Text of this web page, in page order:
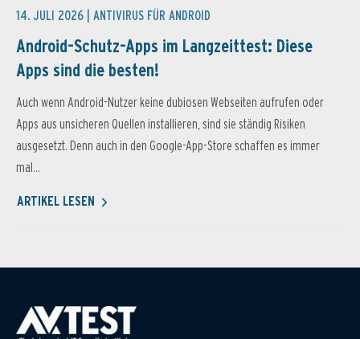
14. JULI 2026 | ANTIVIRUS FÜR ANDROID
Android-Schutz-Apps im Langzeittest: Diese
Apps sind die besten!
Auch wenn Android-Nutzer keine dubiosen Webseiten aufrufen oder
Apps aus unsicheren Quellen installieren, sind sie ständig Risiken
ausgesetzt. Denn auch in den Google-App-Store schaffen es immer
mal...
ARTIKEL LESEN